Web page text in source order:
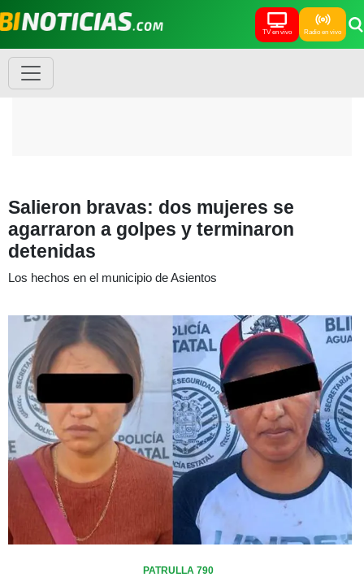
TV en vivo Radio en vivo
Salieron bravas: dos mujeres se
agarraron a golpes y terminaron
detenidas
Los hechos en el municipio de Asientos
PATRULLA 790